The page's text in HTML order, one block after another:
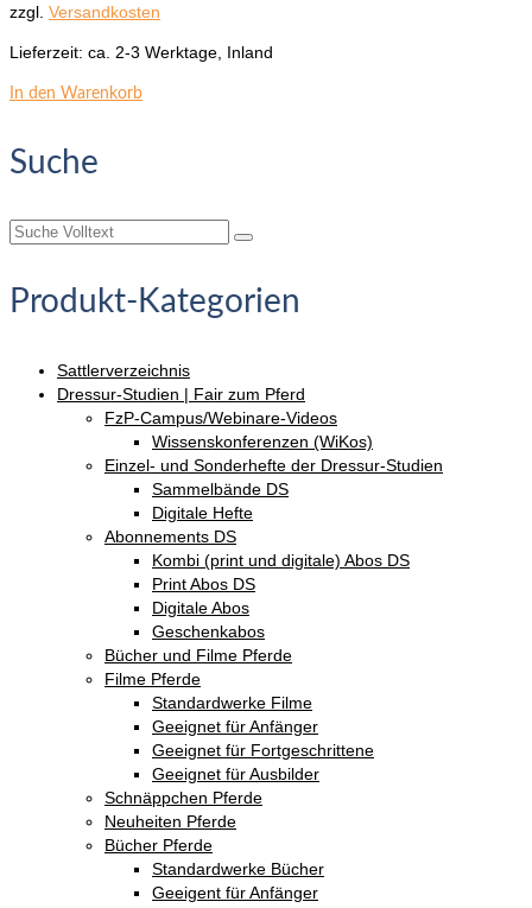
zzgl. Versandkosten
Lieferzeit: ca. 2-3 Werktage, Inland
In den Warenkorb
Suche
Suche
Produkt-Kategorien
Sattlerverzeichnis
Dressur-Studien | Fair zum Pferd
FzP-Campus/Webinare-Videos
Wissenskonferenzen (WiKos)
Einzel- und Sonderhefte der Dressur-Studien
Sammelbände DS
Digitale Hefte
Abonnements DS
Kombi (print und digitale) Abos DS
Print Abos DS
Digitale Abos
Geschenkabos
Bücher und Filme Pferde
Filme Pferde
Standardwerke Filme
Geeignet für Anfänger
Geeignet für Fortgeschrittene
Geeignet für Ausbilder
Schnäppchen Pferde
Neuheiten Pferde
Bücher Pferde
Standardwerke Bücher
Geeigent für Anfänger